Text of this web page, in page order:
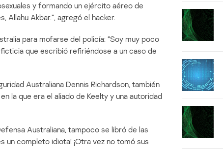
y formando un ejército aéreo de
Allahu Akbar.”, agregó el hacker.
para mofarse del policía: “Soy muy poco
que escribió refiriéndose a un caso de
Australiana Dennis Richardson, también
la que era el aliado de Keelty y una autoridad
Australiana, tampoco se libró de las
un completo idiota! ¡Otra vez no tomó sus